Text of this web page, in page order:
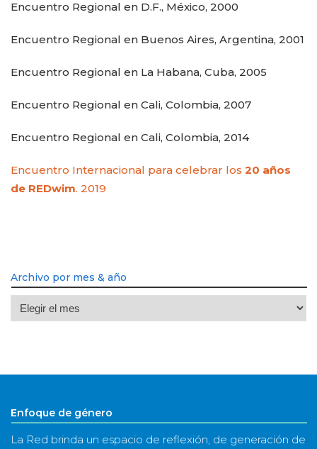
Encuentro Regional en D.F., México, 2000
Encuentro Regional en Buenos Aires, Argentina, 2001
Encuentro Regional en La Habana, Cuba, 2005
Encuentro Regional en Cali, Colombia, 2007
Encuentro Regional en Cali, Colombia, 2014
Encuentro Internacional para celebrar los 20 años
de REDwim. 2019
Archivo por mes & año
Archivo
por
año
Enfoque de género
La Red brinda un espacio de reflexión, de generación de